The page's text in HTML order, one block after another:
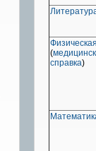
(
справка)